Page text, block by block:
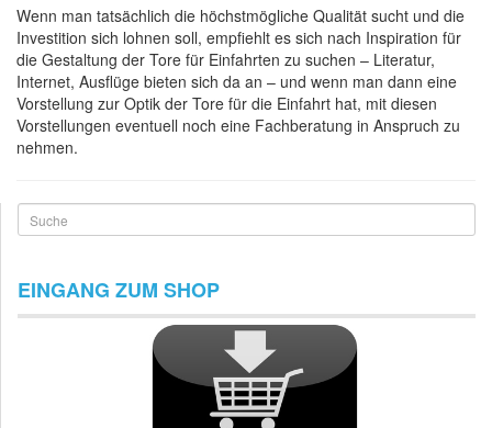
Wenn man tatsächlich die höchstmögliche Qualität sucht und die
Investition sich lohnen soll, empfiehlt es sich nach Inspiration für
die Gestaltung der Tore für Einfahrten zu suchen – Literatur,
Internet, Ausflüge bieten sich da an – und wenn man dann eine
Vorstellung zur Optik der Tore für die Einfahrt hat, mit diesen
Vorstellungen eventuell noch eine Fachberatung in Anspruch zu
nehmen.
Suche
EINGANG ZUM SHOP